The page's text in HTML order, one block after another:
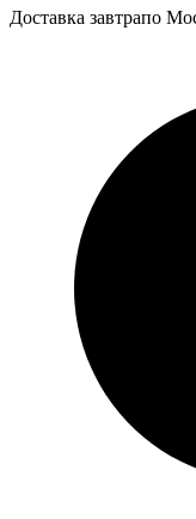
Доставка завтрапо